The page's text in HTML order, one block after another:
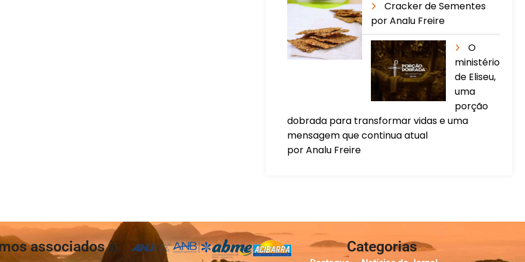
Cracker de Sementes
por Analu Freire
O
ministério
de Eliseu,
uma
porção
dobrada para transformar vidas e uma
mensagem que continua atual
por Analu Freire
associados à: Categorias